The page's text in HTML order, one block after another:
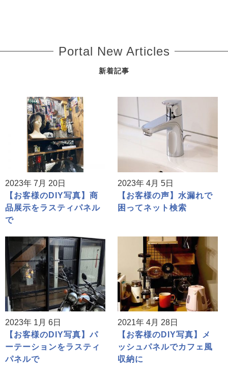
Portal New Articles
新着記事
2023年 7月 20日
【お客様のDIY写真】商
品展示をラスティパネル
で
2023年 4月 5日
【お客様の声】水漏れで
困ってネット検索
2023年 1月 6日
【お客様のDIY写真】パ
ーテーションをラスティ
パネルで
2021年 4月 28日
【お客様のDIY写真】メ
ッシュパネルでカフェ風
収納に